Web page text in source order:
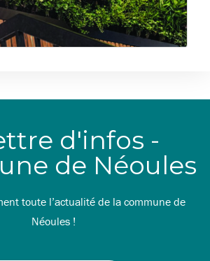
d'infos -
de Néoules
toute l’actualité de la commune de
Néoules !